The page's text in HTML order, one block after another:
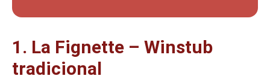
1. La Fignette – Winstub
tradicional